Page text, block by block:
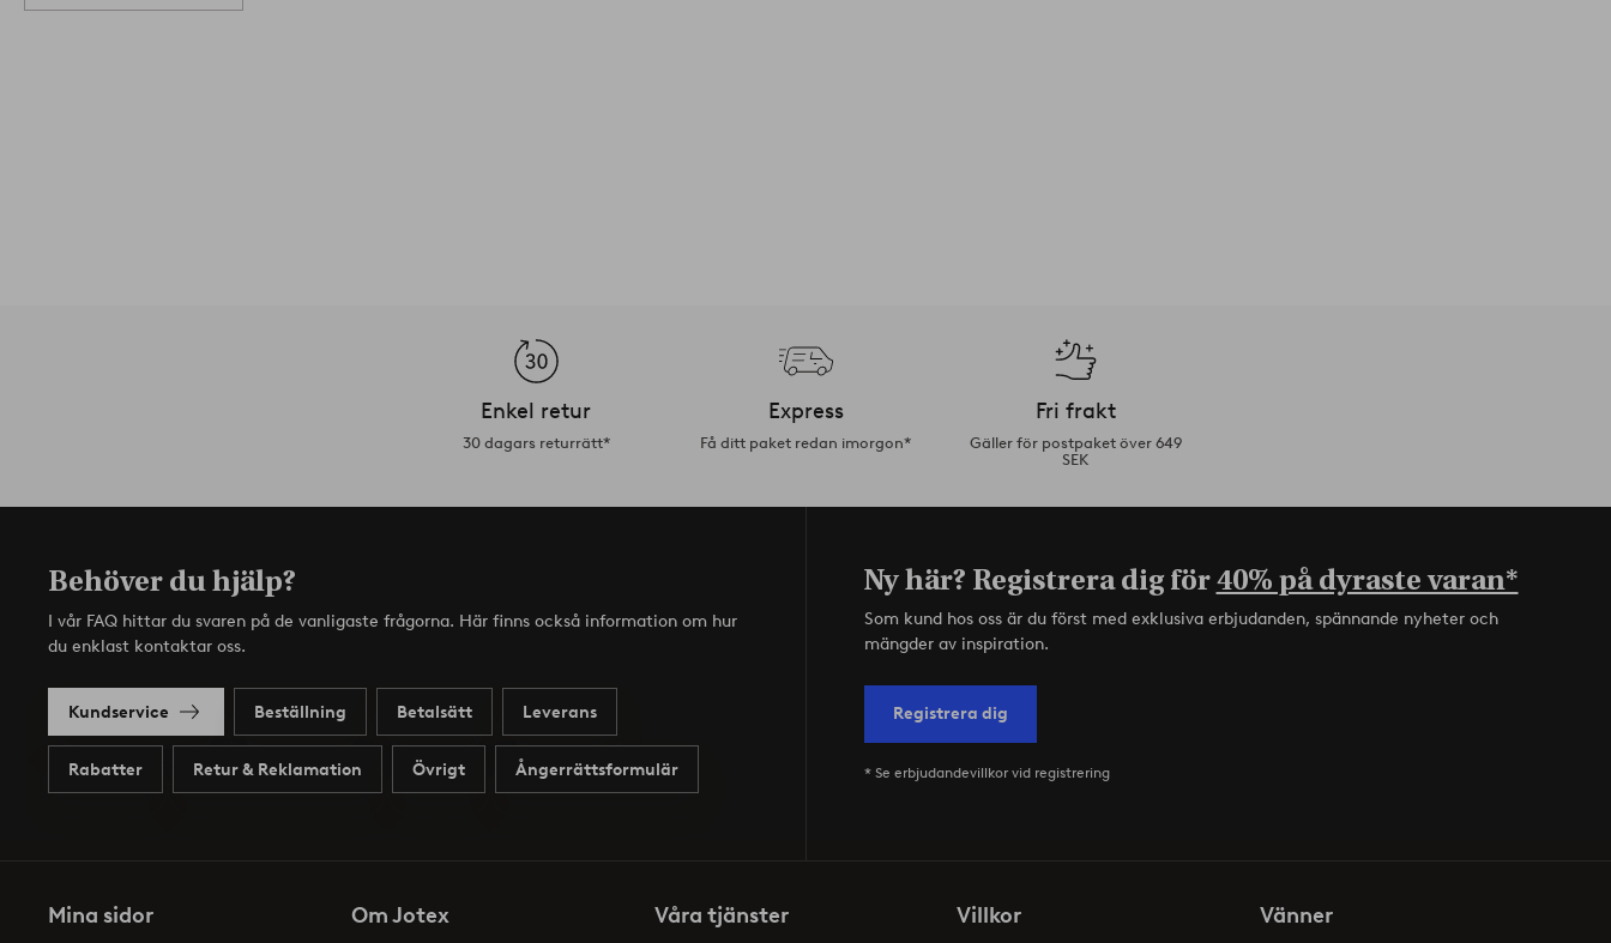
Enkel retur
30 dagars returrätt*
Express
Få ditt paket redan imorgon*
Fri frakt
Gäller för postpaket över 649
SEK
Behöver du hjälp?
I vår FAQ hittar du svaren på de vanligaste frågorna. Här finns också information om hur
du enklast kontaktar oss.
Kundservice Beställning Betalsätt Leverans
Rabatter Retur & Reklamation Övrigt Ångerrättsformulär
Ny här? Registrera dig för40% på dyraste varan*
Som kund hos oss är du först med exklusiva erbjudanden, spännande nyheter och
mängder av inspiration.
Registrera dig
* Se erbjudandevillkor vid registrering
Mina sidor Om Jotex Våra tjänster Villkor Vänner